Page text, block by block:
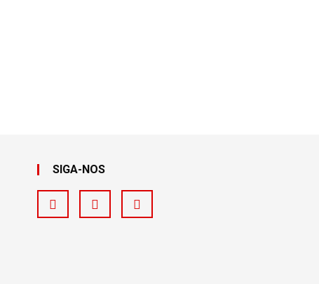
SIGA-NOS